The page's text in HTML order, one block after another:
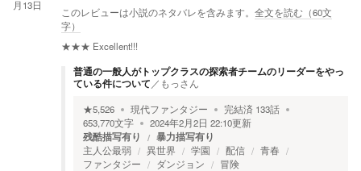
月13日
このレビューは小説のネタバレを含みます。 全文を読む（60文
字）
★★★ Excellent!!!
普通の一般人がトップクラスの探索者チームのリーダーをやっ
ている件について ／ もっさん
★5,526 現代ファンタジー 完結済 133話
653,770文字 2024年2月2日 22:10更新
残酷描写有り 暴力描写有り
主人公最弱 異世界 学園 配信
青春
ファンタジー
ダンジョン 冒険